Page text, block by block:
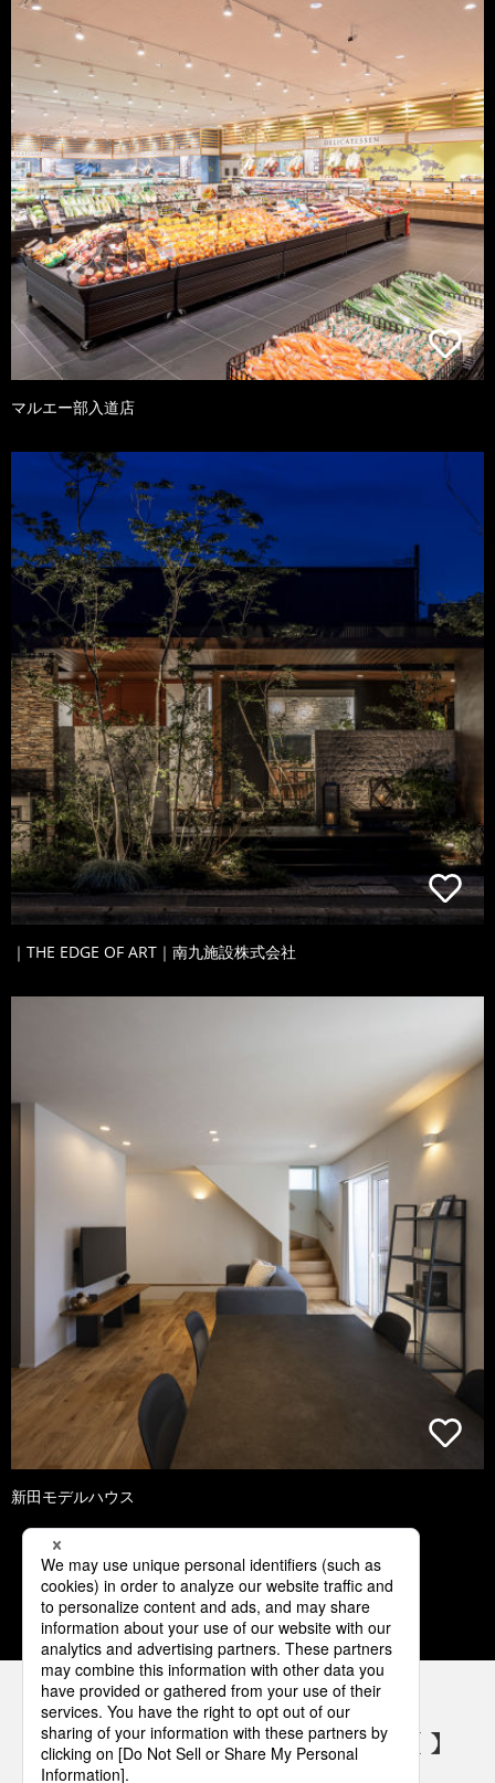
マルエー部入道店
｜THE EDGE OF ART｜南九施設株式会社
新田モデルハウス
1 2 3 4 5
パナソニックの電気設備 SNSアカウント